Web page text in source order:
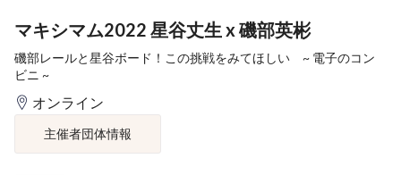
マキシマム2022 星谷丈生 x 磯部英彬
磯部レールと星谷ボード！この挑戦をみてほしい ~ 電子のコン
ビニ ~
オンライン
主催者団体情報